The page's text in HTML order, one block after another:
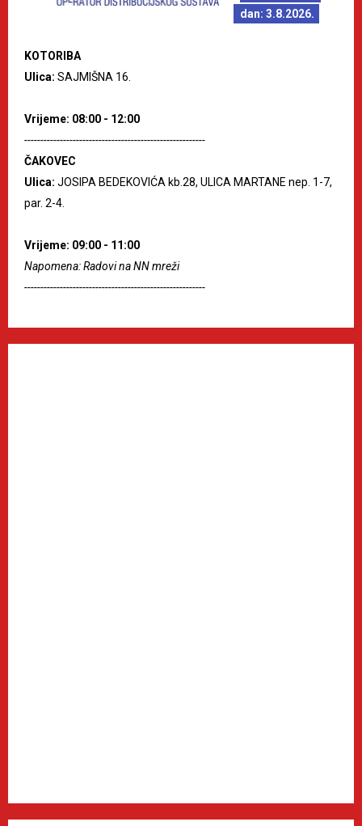
dan: 3.8.2026.
KOTORIBA
Ulica: SAJMIŠNA 16.
Vrijeme: 08:00 - 12:00
--------------------------------------------------------
ČAKOVEC
Ulica: JOSIPA BEDEKOVIĆA kb.28, ULICA MARTANE nep. 1-7,
par. 2-4.
Vrijeme: 09:00 - 11:00
Napomena: Radovi na NN mreži
--------------------------------------------------------